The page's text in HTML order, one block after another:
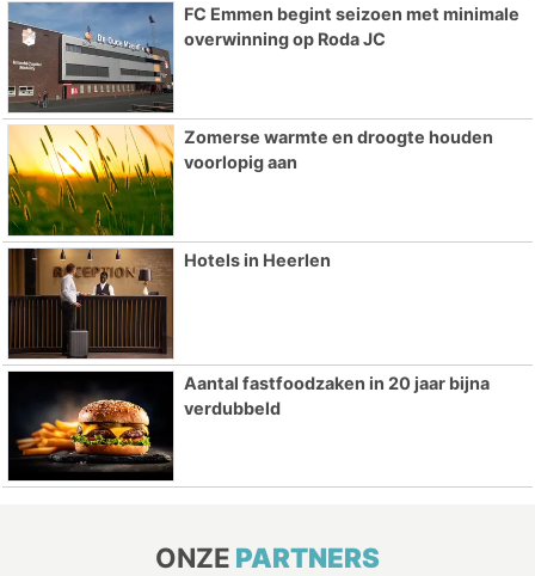
FC Emmen begint seizoen met minimale
overwinning op Roda JC
Zomerse warmte en droogte houden
voorlopig aan
Hotels in Heerlen
Aantal fastfoodzaken in 20 jaar bijna
verdubbeld
ONZE PARTNERS